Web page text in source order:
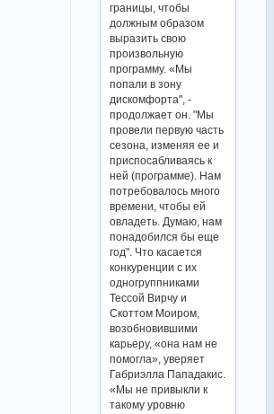
границы, чтобы
должным образом
выразить свою
произвольную
программу. «Мы
попали в зону
дискомфорта", -
продолжает он. "Мы
провели первую часть
сезона, изменяя ее и
приспосабливаясь к
ней (программе). Нам
потребовалось много
времени, чтобы ей
овладеть. Думаю, нам
понадобился бы еще
год". Что касается
конкуренции с их
одногруппниками
Тессой Вирчу и
Скоттом Моиром,
возобновившими
карьеру, «она нам не
помогла», уверяет
Габриэлла Пападакис.
«Мы не привыкли к
такому уровню